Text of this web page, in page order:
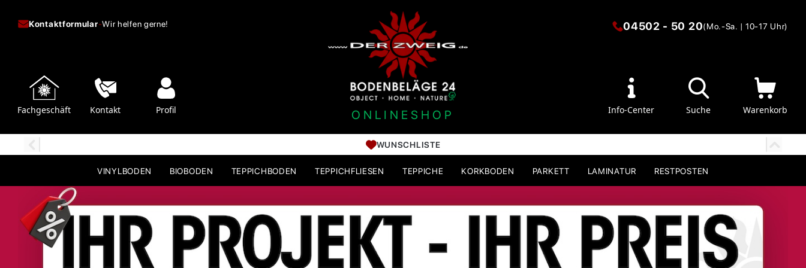
Kontaktformular-Wir helfen gerne!
Fachgeschäft Kontakt Profil ONLINESHOP
04502 - 50 20(Mo.-Sa. | 10-17 Uhr)
Info-Center Suche Warenkorb
WUNSCHLISTE
VINYLBODEN BIOBODEN TEPPICHBODEN TEPPICHFLIESEN TEPPICHE KORKBODEN PARKETT LAMINATUR RESTPOSTEN